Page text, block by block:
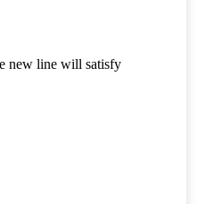
new line will satisfy